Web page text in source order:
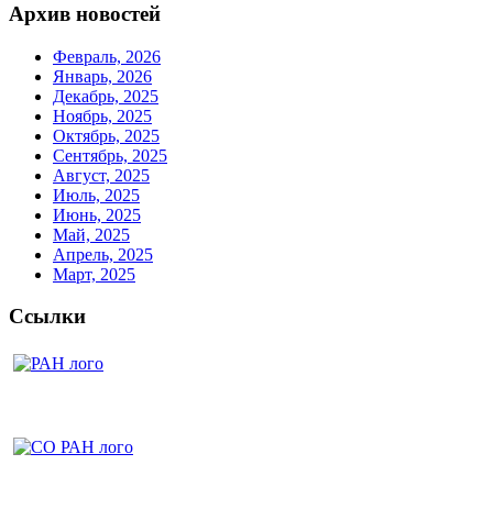
Архив новостей
Февраль, 2026
Январь, 2026
Декабрь, 2025
Ноябрь, 2025
Октябрь, 2025
Сентябрь, 2025
Август, 2025
Июль, 2025
Июнь, 2025
Май, 2025
Апрель, 2025
Март, 2025
Ссылки